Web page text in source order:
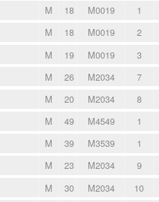
M 18 M0019 1
M 18 M0019 2
M 19 M0019 3
M 26 M2034 7
M 20 M2034 8
M 49 M4549 1
M 39 M3539 1
M 23 M2034 9
M 30 M2034 10